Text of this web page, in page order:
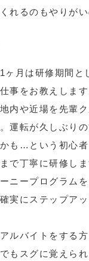
れるのもやりがい
ヶ月は研修期間と
事をお教えします
内や近場を先輩
運転が久しぶり
も…という初心
で丁寧に研修し
ニープログラム
実にステップア
ルバイトをする
もスグに覚えら